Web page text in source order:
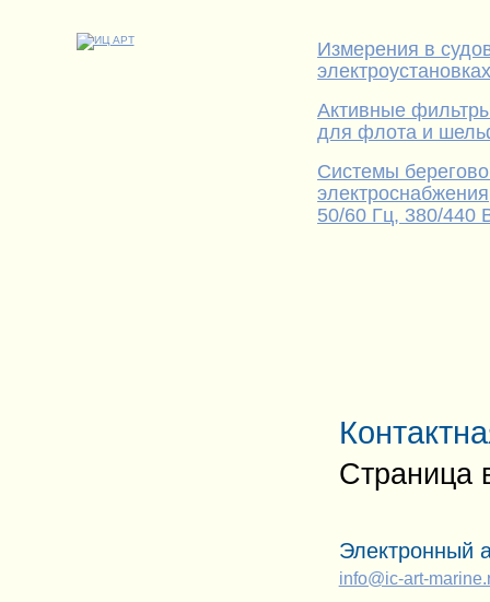
Измерения в
Активные
для флота и
Системы
электроснабжения
50/60 Гц, 380/440
Страница
Электронный
info@ic-art-